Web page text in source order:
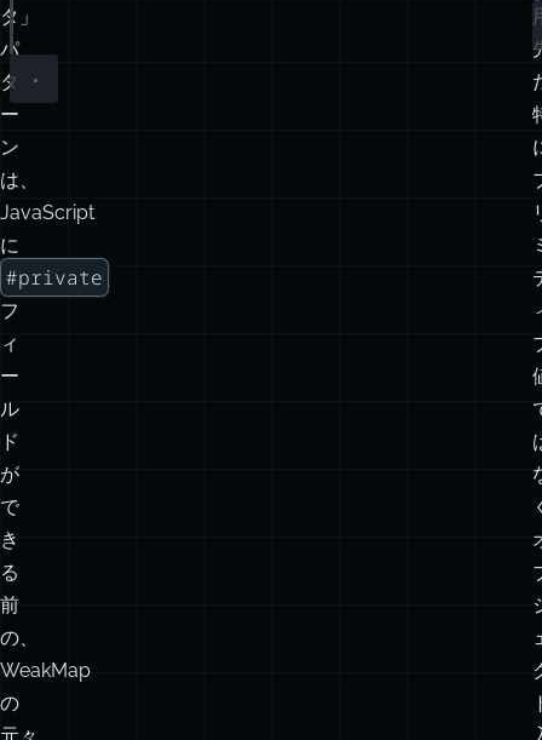
ベ
ー
ト
デ
ー
タ」
パ
タ
ー
ン
は、
JavaScript
に
#private
フ
ィ
ー
ル
ド
が
で
き
}
getName